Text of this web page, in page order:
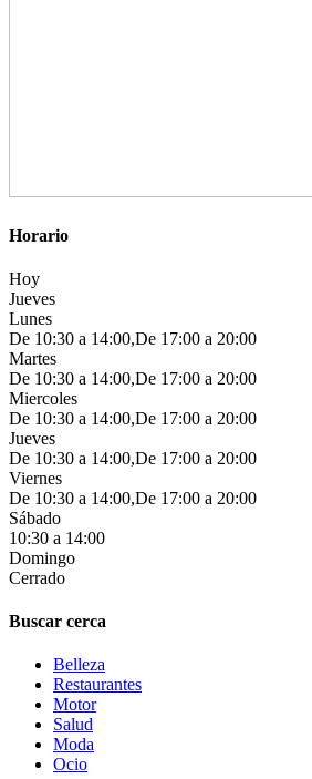
Horario
Hoy
Jueves
Lunes
De 10:30 a 14:00,De 17:00 a 20:00
Martes
De 10:30 a 14:00,De 17:00 a 20:00
Miercoles
De 10:30 a 14:00,De 17:00 a 20:00
Jueves
De 10:30 a 14:00,De 17:00 a 20:00
Viernes
De 10:30 a 14:00,De 17:00 a 20:00
Sábado
10:30 a 14:00
Domingo
Cerrado
Buscar cerca
Belleza
Restaurantes
Motor
Salud
Moda
Ocio